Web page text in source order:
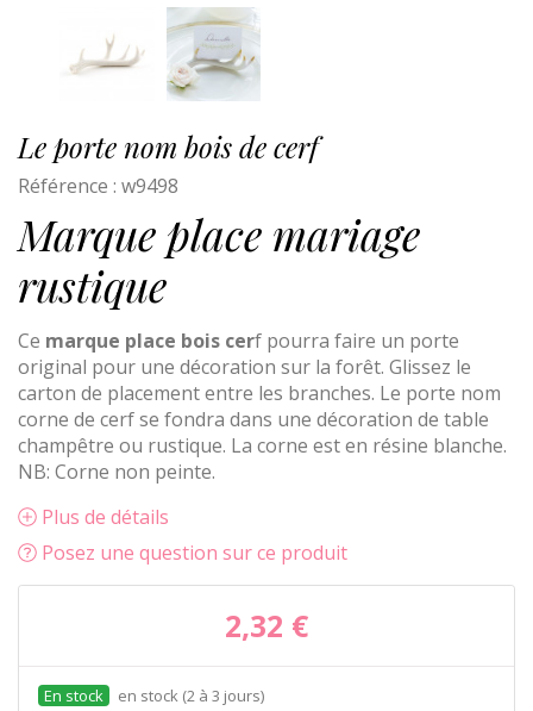
Le porte nom bois de cerf
Référence : w9498
Marque place mariage
rustique
Ce marque place bois cerf pourra faire un porte
original pour une décoration sur la forêt. Glissez le
carton de placement entre les branches. Le porte nom
corne de cerf se fondra dans une décoration de table
champêtre ou rustique. La corne est en résine blanche.
NB: Corne non peinte.
Plus de détails
Posez une question sur ce produit
2,32 €
en stock (2 à 3 jours)